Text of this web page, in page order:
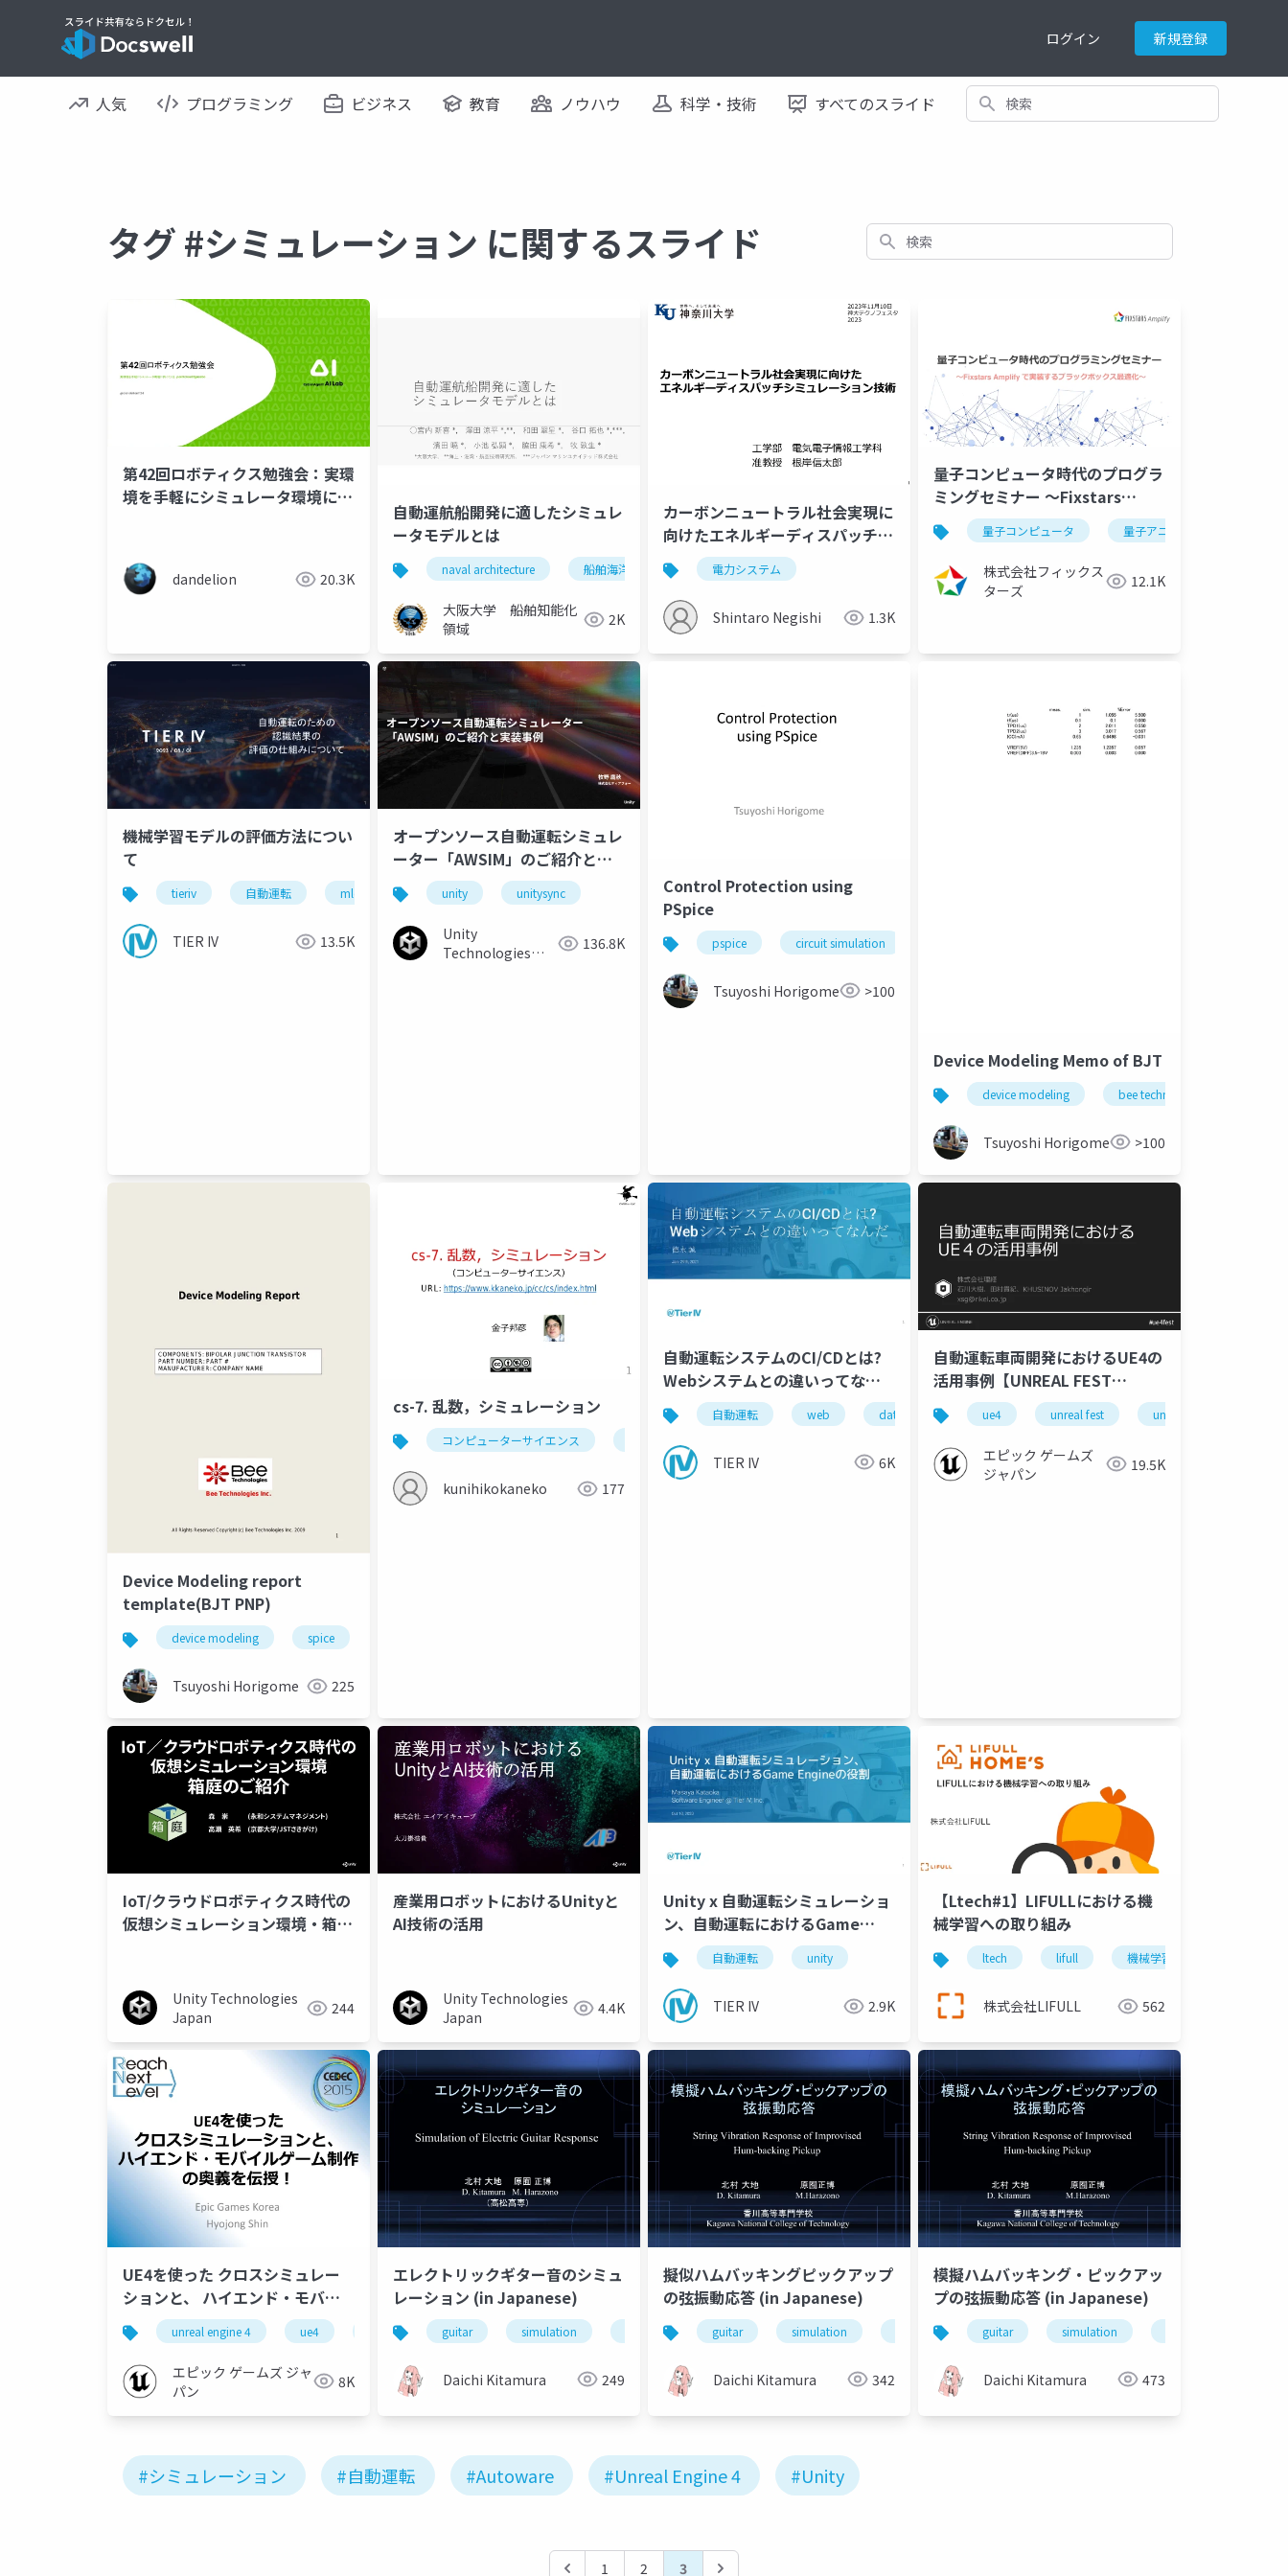
ログイン 新規登録
人気 プログラミング ビジネス 教育 ノウハウ 科学・技術 すべてのスライド 検索
タグ #シミュレーション に関するスライド 検索
第42回ロボティクス勉強会：実環
境を手軽にシミュレータ環境に持
dandelion 20.3K
自動運航船開発に適したシミュレ
ータモデルとは
naval architecture 船舶海洋工学 自動運航船 船舶操縦性能
大阪大学 船舶知能化
領域
2K
カーボンニュートラル社会実現に
向けたエネルギーディスパッチシ
ミュレーション技術
電力システム
Shintaro Negishi 1.3K
量子コンピュータ時代のプログラ
ミングセミナー ～Fixstars
Amplifyで実装するブラックボッ
クス最適化～
（2023/10/12） 学術・開発研
究者向け
量子コンピュータ 量子アニーリング
株式会社フィックス
ターズ
12.1K
機械学習モデルの評価方法につい
て
tieriv 自動運転 mlops cloud
TIER IV 13.5K
オープンソース自動運転シミュレ
ーター「AWSIM」のご紹介と実
装事例unity unitysync
Unity
Technologies
136.8K
Control Protection using
PSpice
pspice circuit simulation
Tsuyoshi Horigome >100
Device Modeling Memo of BJT
device modeling bee technologies
Tsuyoshi Horigome >100
Device Modeling report
template(BJT PNP)
device modeling spice
Tsuyoshi Horigome 225
cs-7. 乱数，シミュレーション
コンピューターサイエンス
kunihikokaneko 177
自動運転システムのCI/CDとは?
Webシステムとの違いってなん
だ
自動運転 web data cicd
TIER IV 6K
自動運転車両開発におけるUE4の
活用事例【UNREAL FEST
EXTREME 2020 WINTER】
ue4 unreal fest unreal fest extreme 2020
エピック ゲームズ
ジャパン
19.5K
IoT/クラウドロボティクス時代の
仮想シミュレーション環境・箱庭
Unity Technologies
Japan
244
産業用ロボットにおけるUnityと
AI技術の活用
Unity Technologies
Japan
4.4K
Unity x 自動運転シミュレーショ
ン、自動運転におけるGame
Engineの役割
自動運転 unity
TIER IV 2.9K
【Ltech#1】LIFULLにおける機
械学習への取り組み
ltech lifull 機械学習
株式会社LIFULL 562
UE4を使った クロスシミュレー
ションと、 ハイエンド・モバイ
ルゲーム制作の奥義を伝授！
unreal engine 4 ue4 mobile cloth
エピック ゲームズ ジャ
パン
8K
エレクトリックギター音のシミュ
レーション (in Japanese)
guitar simulation
Daichi Kitamura 249
擬似ハムバッキングピックアップ
の弦振動応答 (in Japanese)
guitar simulation
Daichi Kitamura 342
模擬ハムバッキング・ピックアッ
プの弦振動応答 (in Japanese)
guitar simulation
Daichi Kitamura 473
#シミュレーション #自動運転 #Autoware #Unreal Engine 4 #Unity
1 2 3